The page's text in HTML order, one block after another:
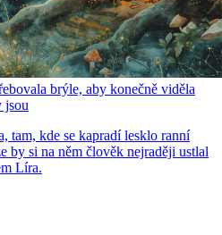
brýle, aby konečně viděla
jsou
tam, kde se kapradí lesklo ranní
by si na něm člověk nejraději ustlal
Líra.